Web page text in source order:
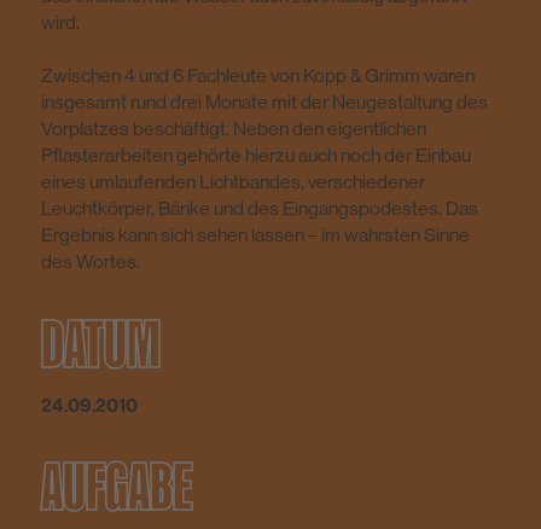
wird.
Zwischen 4 und 6 Fachleute von Kopp & Grimm waren
insgesamt rund drei Monate mit der Neugestaltung des
Vorplatzes beschäftigt. Neben den eigentlichen
Pflasterarbeiten gehörte hierzu auch noch der Einbau
eines umlaufenden Lichtbandes, verschiedener
Leuchtkörper, Bänke und des Eingangspodestes. Das
Ergebnis kann sich sehen lassen – im wahrsten Sinne
des Wortes.
DATUM
24.09.2010
AUFGABE